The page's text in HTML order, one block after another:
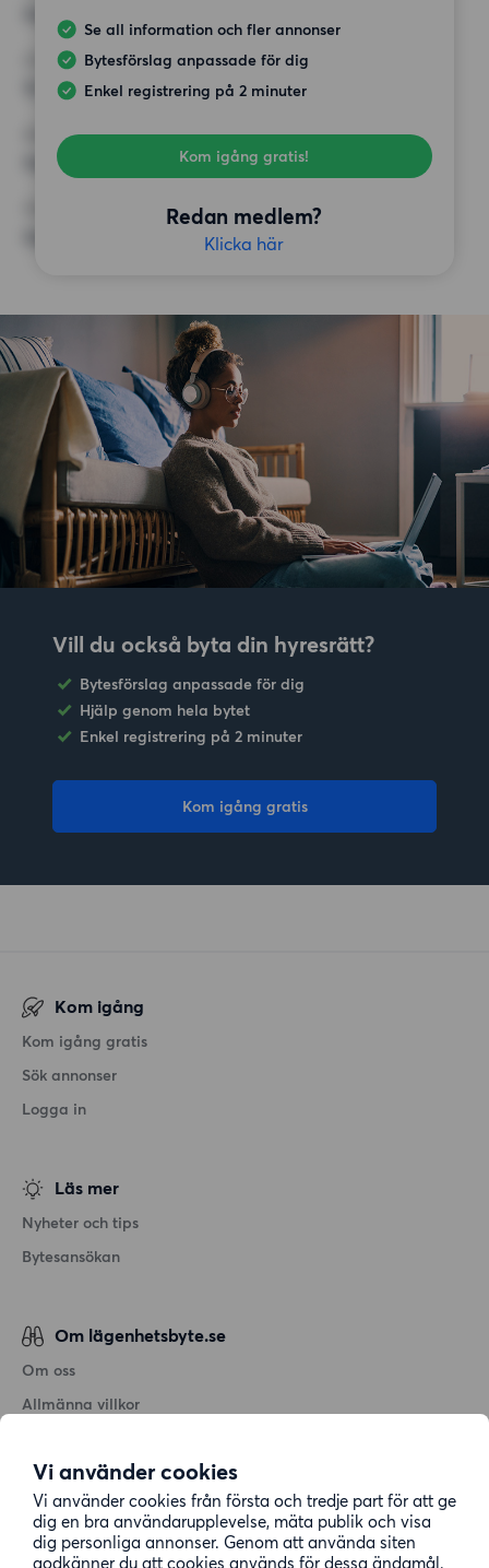
Vi använder cookies
Vi använder cookies från första och tredje part för att ge
dig en bra användarupplevelse, mäta publik och visa
dig personliga annonser. Genom att använda siten
godkänner du att cookies används för dessa ändamål.
Se all information och fler annonser
Bytesförslag anpassade för dig
Enkel registrering på 2 minuter
Kom igång gratis!
Redan medlem?
Klicka här
HÖGSTA HYRA
12 500 kr
Inga speciella krav
ÖVRIGA PREFERENSER
Inga speciella preferenser
Vill du också byta din hyresrätt?
Bytesförslag anpassade för dig
Hjälp genom hela bytet
Enkel registrering på 2 minuter
Kom igång gratis
Kom igång
Kom igång gratis
Sök annonser
Logga in
Läs mer
Nyheter och tips
Bytesansökan
Om lägenhetsbyte.se
Om oss
Allmänna villkor
Cookiepolicy
Sitemap